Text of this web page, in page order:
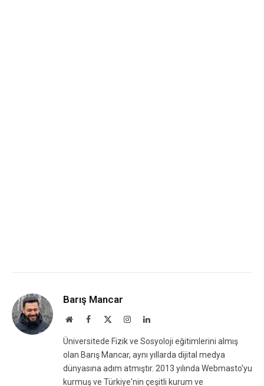
Barış Mancar
WebsiteFacebook InstagramLinkedIn
Üniversitede Fizik ve Sosyoloji eğitimlerini almış
olan Barış Mancar, aynı yıllarda dijital medya
dünyasına adım atmıştır. 2013 yılında Webmasto'yu
kurmuş ve Türkiye'nin çeşitli kurum ve